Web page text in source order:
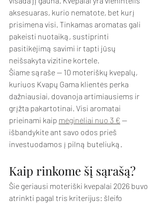
aksesuaras, kurio nematote, bet kurį
prisimena visi. Tinkamas aromatas gali
pakeisti nuotaiką, sustiprinti
pasitikėjimą savimi ir tapti jūsų
neišsakyta vizitine kortele.
Šiame sąraše — 10 moteriškų kvepalų,
kuriuos Kvapų Gama klientės perka
dažniausiai, dovanoja artimiausiems ir
grįžta pakartotinai. Visi aromatai
prieinami kaip mėginėliai nuo 3 € —
išbandykite ant savo odos prieš
investuodamos į pilną buteliuką.
Kaip rinkome šį sąrašą?
Šie geriausi moteriški kvepalai 2026 buvo
atrinkti pagal tris kriterijus: šleifo